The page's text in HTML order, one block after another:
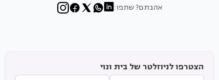
אהבתם? שתפו:
הצטרפו לניוזלטר של בית ונוי